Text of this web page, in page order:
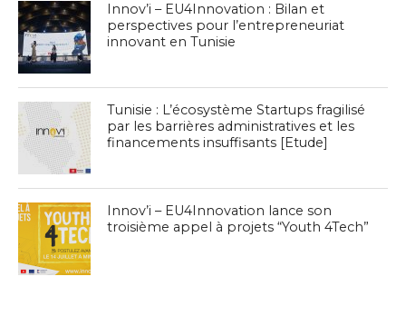
Innov’i – EU4Innovation : Bilan et
perspectives pour l’entrepreneuriat
innovant en Tunisie
Tunisie : L’écosystème Startups fragilisé
par les barrières administratives et les
financements insuffisants [Etude]
Innov’i – EU4Innovation lance son
troisième appel à projets “Youth 4Tech”